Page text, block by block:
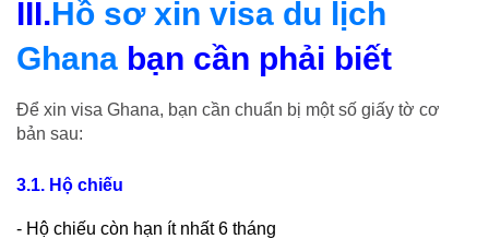
III.Hồ sơ xin visa du lịch
Ghana bạn cần phải biết
Để xin visa Ghana, bạn cần chuẩn bị một số giấy tờ cơ
bản sau:
3.1. Hộ chiếu
- Hộ chiếu còn hạn ít nhất 6 tháng